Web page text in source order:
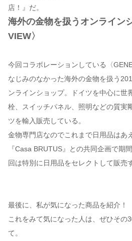
店！』だ。
海外の金物を扱うオンライン
VIEW〉
今回コラボレーションしている〈
なじみのなかった海外の金物を扱う
ンラインショップ。ドイツを中心に世
栓、スイッチパネル、照明などの質実
ツを輸入販売している。
金物専門店なのでこれまで日用品はあ
『Casa BRUTUS』との共同企画で期
回は特別に日用品をセレクトして販売
最後に、私が気になった商品を紹介！
これをみて気になった人は、ぜひその
て。